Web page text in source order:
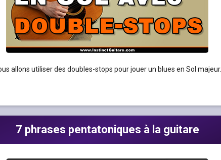
allons utiliser des doubles-stops pour jouer un blues en Sol majeur.
7 phrases pentatoniques à la guitare